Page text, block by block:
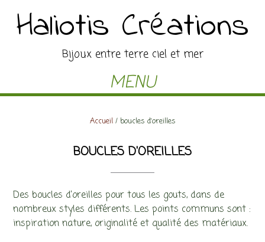
Haliotis Créations
Bijoux entre terre ciel et mer
MENU
Accueil/ boucles d'oreilles
BOUCLES D'OREILLES
Des boucles d’oreilles pour tous les gouts, dans de
nombreux styles différents. Les points communs sont :
inspiration nature, originalité et qualité des matériaux.